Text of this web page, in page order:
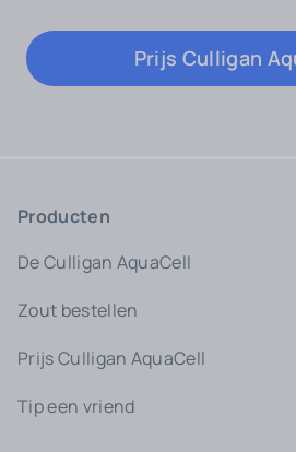
Prijs Culligan
Producten
De Culligan AquaCell
Zout bestellen
Prijs Culligan AquaCell
Tip een vriend